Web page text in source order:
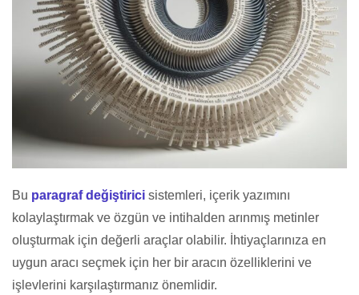
Bu paragraf değiştirici sistemleri, içerik yazımını
kolaylaştırmak ve özgün ve intihalden arınmış metinler
oluşturmak için değerli araçlar olabilir. İhtiyaçlarınıza en
uygun aracı seçmek için her bir aracın özelliklerini ve
işlevlerini karşılaştırmanız önemlidir.